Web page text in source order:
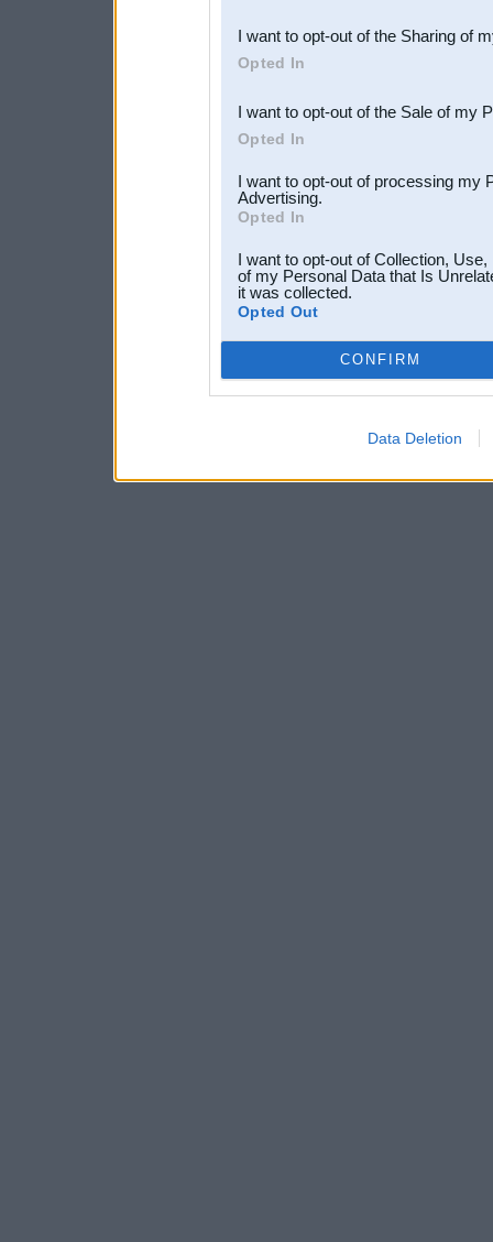
Downstream Participants
third parties.
I want to opt-out of the Sharing of
Opted In
I want to opt-out of the Sale of my
Opted In
I want to opt-out of processing my
Advertising.
Opted In
I want to opt-out of Collection,
of my Personal Data that Is
it was collected.
Opted Out
CONFIRM
Data Deletion